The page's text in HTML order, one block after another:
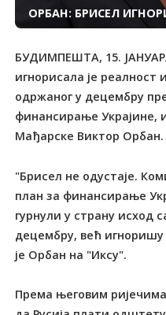
ОРБАН: БРИСЕЛ
БУДИМПЕШТА, 15.
игнорисала је реалност
одржаног у децембру
финансирање Украјине,
Мађарске Виктор Орбан.
"Брисел не одустаје.
план за финансирање
гурнули у страну исход
децембру, већ
је Орбан на "Иксу".
Према његовим